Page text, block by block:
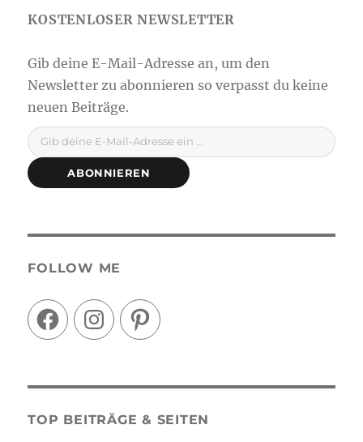
Gib deine E-Mail-Adresse ein ...
ABONNIEREN
FOLLOW ME
FacebookInstagramPinterest
TOP BEITRÄGE & SEITEN